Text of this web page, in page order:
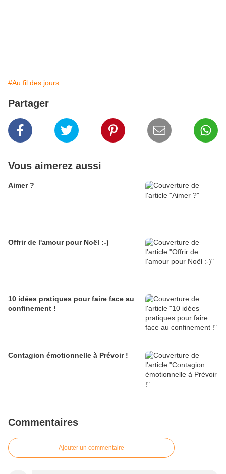
#Au fil des jours
Partager
Vous aimerez aussi
Aimer ?
Offrir de l'amour pour Noël :-)
10 idées pratiques pour faire face au
confinement !
Contagion émotionnelle à Prévoir !
Commentaires
Ajouter un commentaire